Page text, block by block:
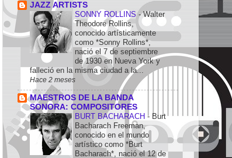
JAZZ ARTISTS
SONNY ROLLINS-Walter
Theodore Rollins,
conocido artísticamente
como *Sonny Rollins*,
nació el 7 de septiembre
de 1930 en Nueva York y
falleció en la misma ciudad a la...
Hace 2 meses
MAESTROS DE LA BANDA
SONORA: COMPOSITORES
BURT BACHARACH - Burt
Bacharach Freeman,
conocido en el mundo
artístico como *Burt
Bacharach*, nació el 12 de